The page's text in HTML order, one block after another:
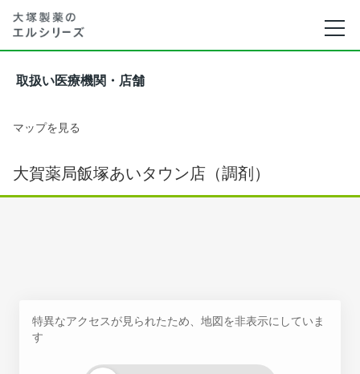
取扱い医療機関・店舗
マップを見る
大賀薬局飯塚あいタウン店（調剤）
特異なアクセスが見られたため、地図を非表示にしていま
す